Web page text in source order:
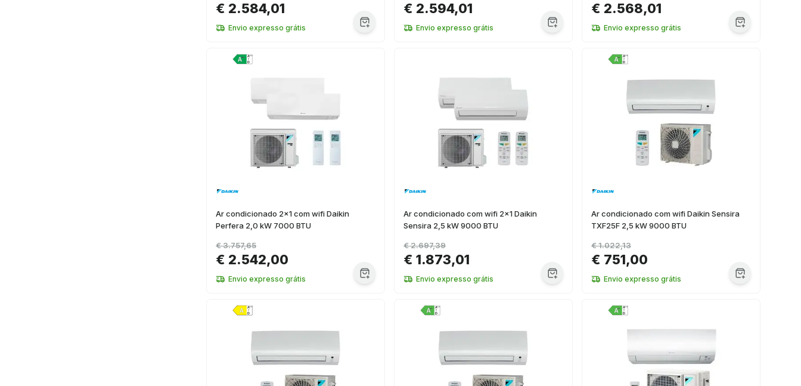
€ 2.584,01
Envio expresso grátis
€ 2.594,01
Envio expresso grátis
€ 2.568,01
Envio expresso grátis
Ar condicionado 2x1 com wifi Daikin
Perfera 2,0 kW 7000 BTU
€ 2.542,00
€ 3.757,65
Envio expresso grátis
Ar condicionado com wifi 2x1 Daikin
Sensira 2,5 kW 9000 BTU
€ 1.873,01
€ 2.697,39
Envio expresso grátis
Ar condicionado com wifi Daikin Sensira
TXF25F 2,5 kW 9000 BTU
€ 751,00
€ 1.022,13
Envio expresso grátis